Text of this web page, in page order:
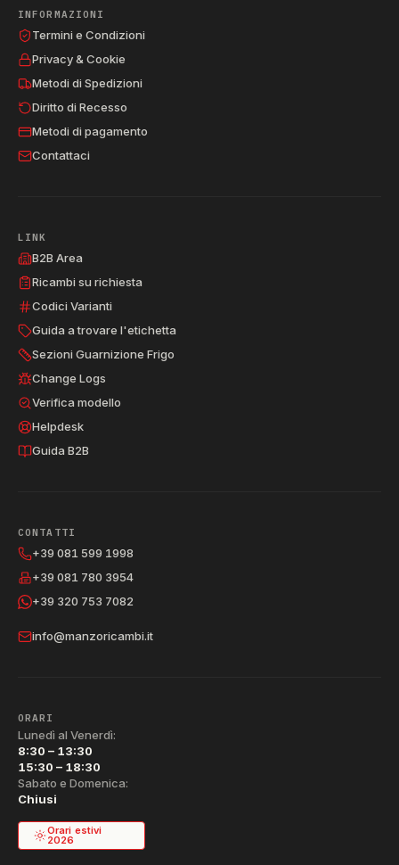
INFORMAZIONI
Termini e Condizioni
Privacy & Cookie
Metodi di Spedizioni
Diritto di Recesso
Metodi di pagamento
Contattaci
LINK
B2B Area
Ricambi su richiesta
Codici Varianti
Guida a trovare l'etichetta
Sezioni Guarnizione Frigo
Change Logs
Verifica modello
Helpdesk
Guida B2B
CONTATTI
+39 081 599 1998
+39 081 780 3954
+39 320 753 7082
info@manzoricambi.it
ORARI
Lunedì al Venerdì:
8:30 – 13:30
15:30 – 18:30
Sabato e Domenica:
Chiusi
Orari estivi
2026